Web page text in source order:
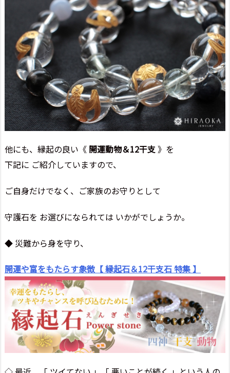
他にも、縁起の良い《 開運動物＆12干支》を
下記に ご紹介していますので、
ご自身だけでなく、ご家族のお守りとして
守護石を お選びになられては いかがでしょうか。
◆ 災難から身を守り、
開運や富をもたらす象徴【 縁起石＆12干支石 特集 】